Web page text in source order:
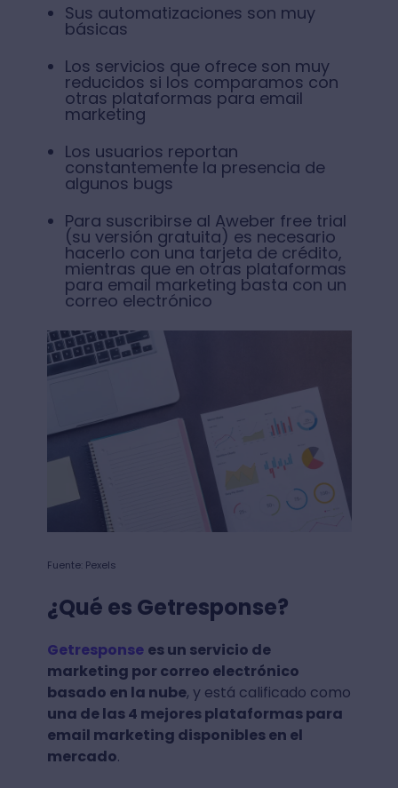
Sus automatizaciones son muy
básicas
Los servicios que ofrece son muy
reducidos si los comparamos con
otras plataformas para email
marketing
Los usuarios reportan
constantemente la presencia de
algunos bugs
Para suscribirse al Aweber free trial
(su versión gratuita) es necesario
hacerlo con una tarjeta de crédito,
mientras que en otras plataformas
para email marketing basta con un
correo electrónico
Fuente: Pexels
¿Qué es Getresponse?
Getresponse es un servicio de
marketing por correo electrónico
basado en la nube, y está calificado como
una de las 4 mejores plataformas para
email marketing disponibles en el
mercado.